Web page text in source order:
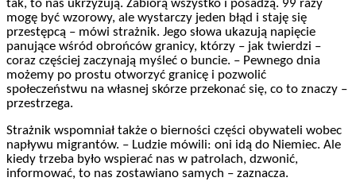
tak, to nas ukrzyżują. Zabiorą wszystko i posadzą. 99 razy
mogę być wzorowy, ale wystarczy jeden błąd i staję się
przestępcą – mówi strażnik. Jego słowa ukazują napięcie
panujące wśród obrońców granicy, którzy – jak twierdzi –
coraz częściej zaczynają myśleć o buncie. – Pewnego dnia
możemy po prostu otworzyć granicę i pozwolić
społeczeństwu na własnej skórze przekonać się, co to znaczy –
przestrzega.
Strażnik wspomniał także o bierności części obywateli wobec
napływu migrantów. – Ludzie mówili: oni idą do Niemiec. Ale
kiedy trzeba było wspierać nas w patrolach, dzwonić,
informować, to nas zostawiano samych – zaznacza.